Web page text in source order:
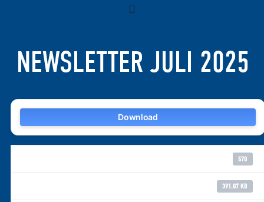
NEWSLETTER JULI 2025
Download
570
391.07 KB